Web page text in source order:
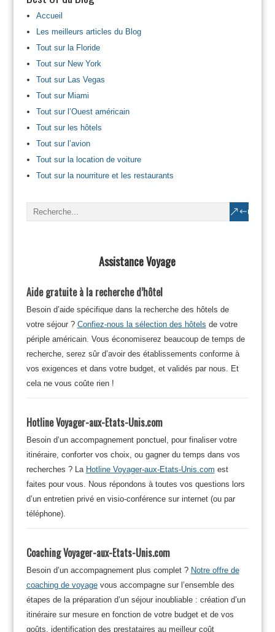
Accueil
Les meilleurs articles du Blog
Tout sur la Floride
Tout sur New York
Tout sur Las Vegas
Tout sur Miami
Tout sur l’Ouest américain
Tout sur les hôtels
Tout sur l’avion
Tout sur la location de voiture
Tout sur la nourriture et les restaurants
Assistance Voyage
Aide gratuite à la recherche d’hôtel
Besoin d’aide spécifique dans la recherche des hôtels de
votre séjour ? Confiez-nous la sélection des hôtels de votre
périple américain. Vous économiserez beaucoup de temps de
recherche, serez sûr d’avoir des établissements conforme à
vos exigences et dans votre budget, et validés par nous. Et
cela ne vous coûte rien !
Hotline Voyager-aux-Etats-Unis.com
Besoin d’un accompagnement ponctuel, pour finaliser votre
itinéraire, conforter vos choix, ou gagner du temps dans vos
recherches ? La Hotline Voyager-aux-Etats-Unis.com est
faites pour vous. Nous répondons à toutes vos questions lors
d’un entretien privé en visio-conférence sur internet (ou par
téléphone).
Coaching Voyager-aux-Etats-Unis.com
Besoin d’un accompagnement plus complet ? Notre offre de
coaching de voyagevous accompagne sur l’ensemble des
étapes de la préparation d’un séjour inoubliable : création d’un
itinéraire sur mesure en fonction de votre budget et de vos
goûts, identification des prestataires au meilleur coût